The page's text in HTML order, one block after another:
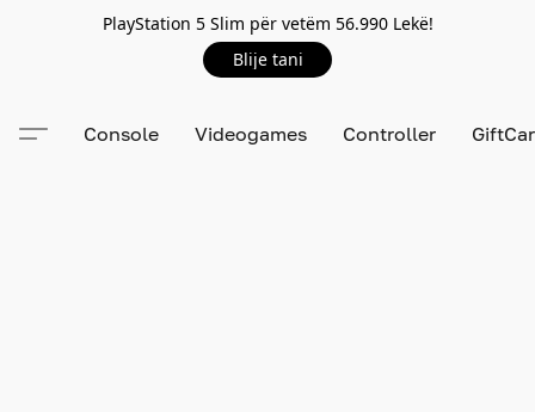
PlayStation 5 Slim për vetëm 56.990 Lekë!
Blije tani
Console Videogames Controller